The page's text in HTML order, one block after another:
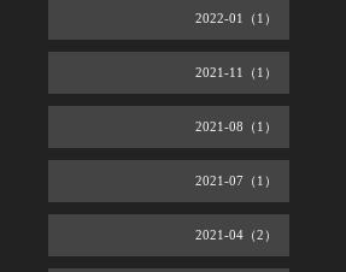
2022-01（1）
2021-11（1）
2021-08（1）
2021-07（1）
2021-04（2）